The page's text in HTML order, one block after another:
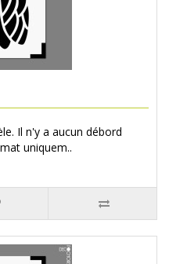
Il n'y a aucun débord
uniquem..